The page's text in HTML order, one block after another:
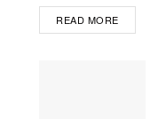
READ MORE